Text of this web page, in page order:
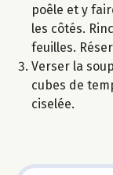
poêle et y
les côtés.
feuilles.
Verser la
cubes de
ciselée.